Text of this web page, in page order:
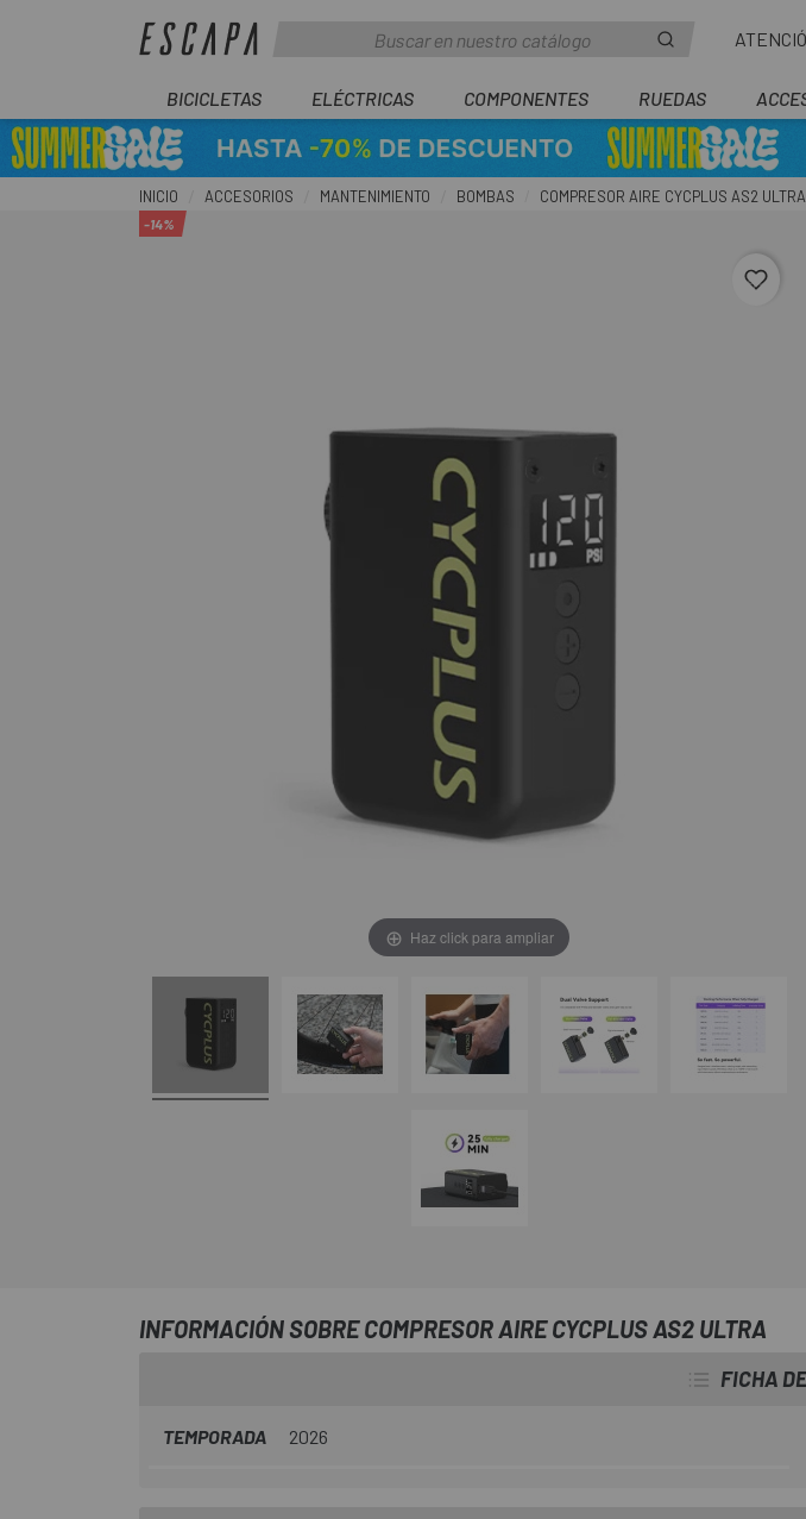
BICICLETAS ELÉCTRICAS COMPONENTES RUEDAS
INICIO ACCESORIOS MANTENIMIENTO BOMBAS COMPRESOR AIRE CYCPLUS AS2 ULTRA
-14%
Haz click para ampliar
INFORMACIÓN SOBRE COMPRESOR AIRE CYCPLUS AS2 ULTRA
FICHA
TEMPORADA 2026